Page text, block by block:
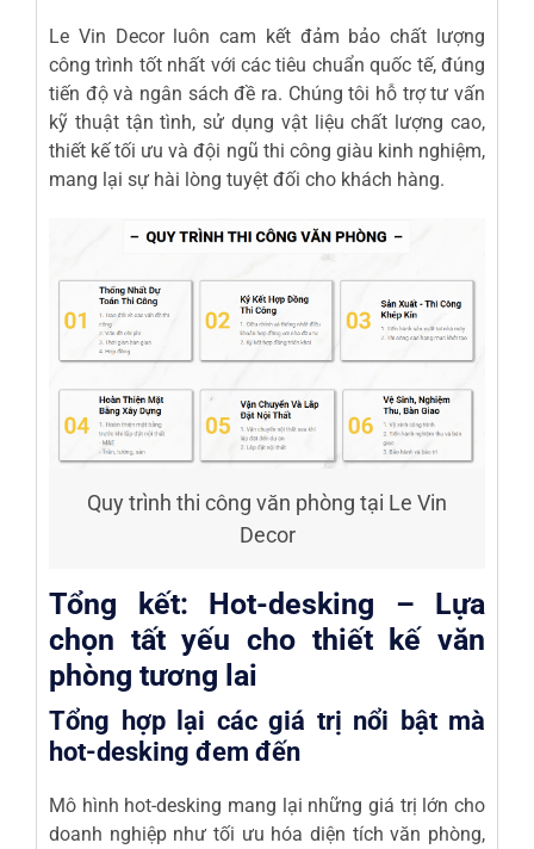
Le Vin Decor luôn cam kết đảm bảo chất lượng
công trình tốt nhất với các tiêu chuẩn quốc tế, đúng
tiến độ và ngân sách đề ra. Chúng tôi hỗ trợ tư vấn
kỹ thuật tận tình, sử dụng vật liệu chất lượng cao,
thiết kế tối ưu và đội ngũ thi công giàu kinh nghiệm,
mang lại sự hài lòng tuyệt đối cho khách hàng.
Quy trình thi công văn phòng tại Le Vin
Decor
Tổng kết: Hot-desking – Lựa
chọn tất yếu cho thiết kế văn
phòng tương lai
Tổng hợp lại các giá trị nổi bật mà
hot-desking đem đến
Mô hình hot-desking mang lại những giá trị lớn cho
doanh nghiệp như tối ưu hóa diện tích văn phòng,